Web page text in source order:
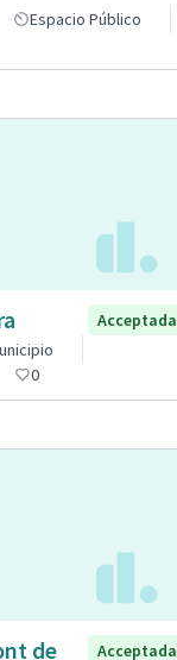
Espacio Público
Acceptada
0
de Acceptada